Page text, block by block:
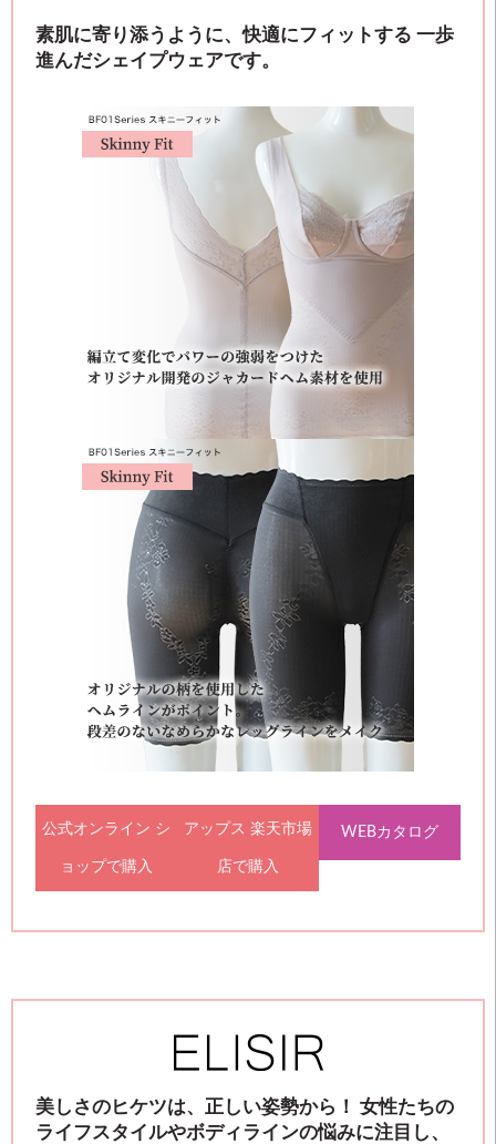
素肌に寄り添うように、快適にフィットする 一歩
進んだシェイプウェアです。
公式オンライン シ
ョップで購入
アップス 楽天市場
店で購入
WEBカタログ
美しさのヒケツは、正しい姿勢から！ 女性たちの
ライフスタイルやボディラインの悩みに注目し、